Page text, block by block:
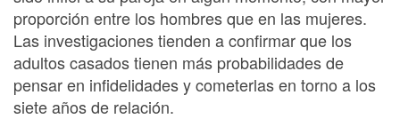
proporción entre los hombres que en las mujeres.
Las investigaciones tienden a confirmar que los
adultos casados tienen más probabilidades de
pensar en infidelidades y cometerlas en torno a los
siete años de relación.